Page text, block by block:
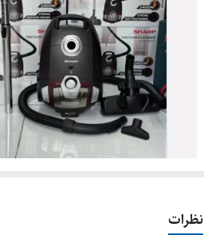
نظرات